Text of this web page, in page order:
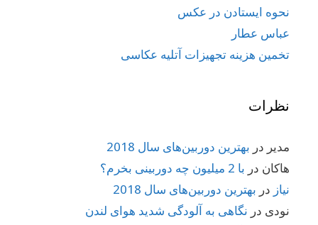
نحوه ایستادن در عکس
عباس عطار
تخمین هزینه تجهیزات آتلیه عکاسی
نظرات
مدیر در بهترین دوربین‌های سال 2018
هاکان در با 2 میلیون چه دوربینی بخرم؟
نیاز در بهترین دوربین‌های سال 2018
نودی در نگاهی به آلودگی شدید هوای لندن